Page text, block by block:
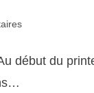
début du